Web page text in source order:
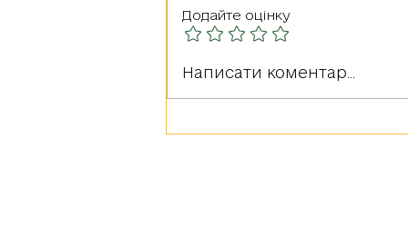
Герої серед нас: РУДА
Додайте оцінку
Написати коментар...